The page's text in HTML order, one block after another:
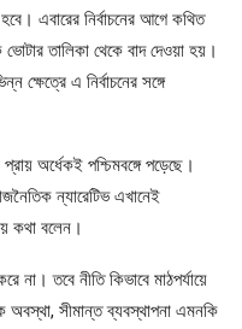
এবারের নির্বাচনের আগে কথিত
তালিকা থেকে বাদ দেওয়া হয়।
ক্ষেত্রে এ নির্বাচনের সঙ্গে
অর্ধেকই পশ্চিমবঙ্গে পড়েছে।
ন্যারেটিভ এখানেই
কথা বলেন।
না। তবে নীতি কিভাবে মাঠপর্যায়ে
সীমান্ত ব্যবস্থাপনা এমনকি